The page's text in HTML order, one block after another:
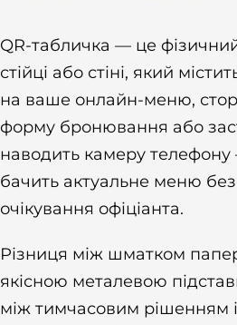
QR-табличка — це
стійці або стіні, який
на ваше онлайн-меню,
форму бронювання або
наводить камеру телефону
бачить актуальне меню
очікування офіціанта.
Різниця між шматком
якісною металевою
між тимчасовим рішенням